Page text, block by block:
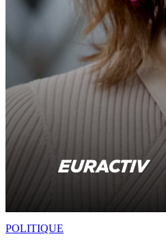
POLITIQUE